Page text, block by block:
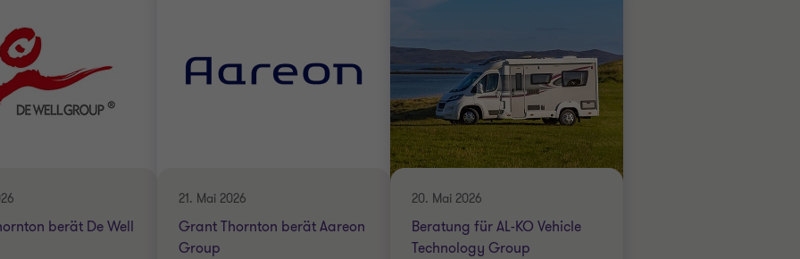
Dr. Laura Krings
Partnerin
Marco Müller-ter
Jung
CONSUMER
Partner
LEGAL DUE DILIGENCE
Wilhelm Mickerts
Partner
Axel Wagner
Partner
TRANSPORT & LOGISTICS
berät De Well
21. Mai 2026
Grant Thornton berät Aareon
Group
20. Mai 2026
Beratung für AL-KO Vehicle
Technology Group